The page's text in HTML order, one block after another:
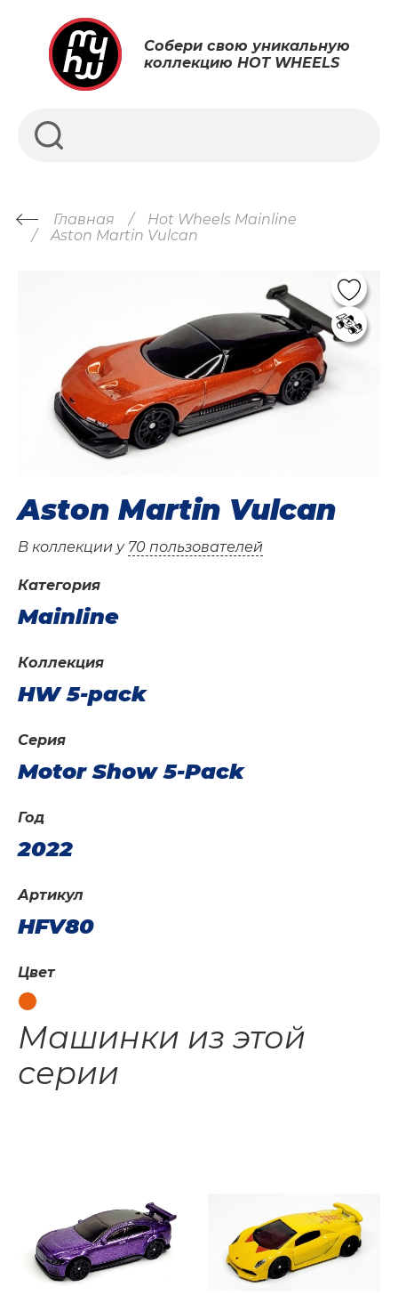
Собери свою уникальную
коллекцию HOT WHEELS
Главная
Hot Wheels Mainline
Aston Martin Vulcan
Aston Martin Vulcan
В коллекции у 70 пользователей
Категория
Mainline
Год
2022
Коллекция
HW 5-pack
Артикул
HFV80
Серия
Motor Show 5-Pack
Цвет
Машинки из этой
серии